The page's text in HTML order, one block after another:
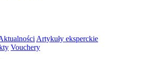
Artykuły eksperckie
Vouchery